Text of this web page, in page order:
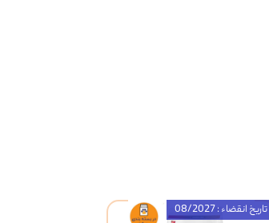
تاریخ انقضاء : 08/2027